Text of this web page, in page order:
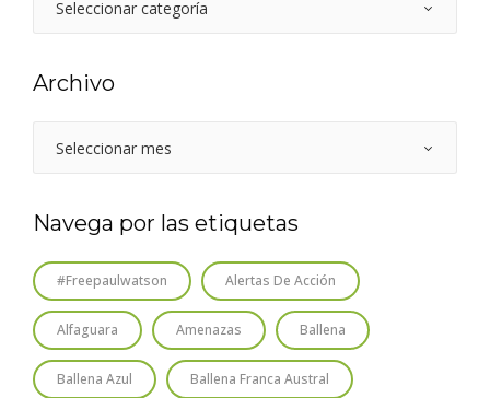
Archivo
Navega por las etiquetas
#freepaulwatson Alertas De Acción
Alfaguara Amenazas Ballena
Ballena Azul Ballena Franca Austral